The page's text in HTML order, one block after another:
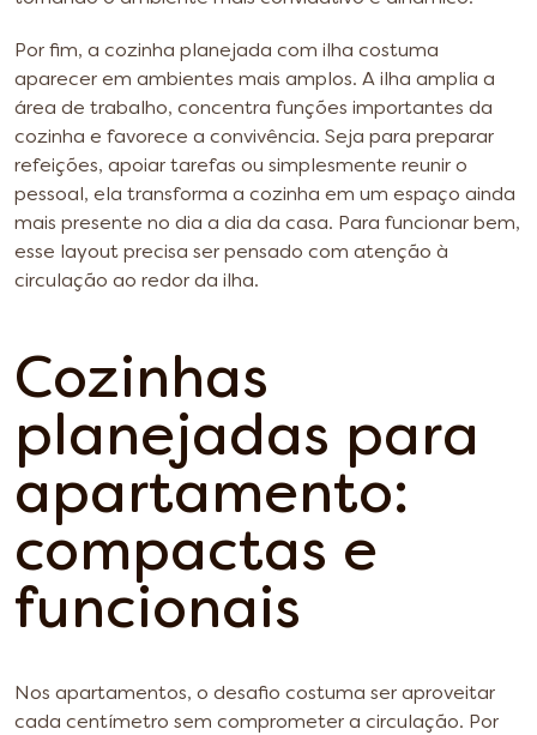
Por fim, a cozinha planejada com ilha costuma
aparecer em ambientes mais amplos. A ilha amplia a
área de trabalho, concentra funções importantes da
cozinha e favorece a convivência. Seja para preparar
refeições, apoiar tarefas ou simplesmente reunir o
pessoal, ela transforma a cozinha em um espaço ainda
mais presente no dia a dia da casa. Para funcionar bem,
esse layout precisa ser pensado com atenção à
circulação ao redor da ilha.
Cozinhas
planejadas para
apartamento:
compactas e
funcionais
Nos apartamentos, o desafio costuma ser aproveitar
cada centímetro sem comprometer a circulação. Por